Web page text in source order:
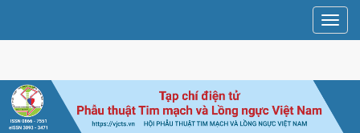
chính
chính
Thanh
bên